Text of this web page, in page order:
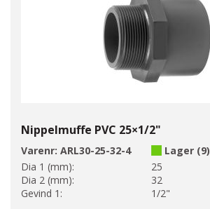
Nippelmuffe PVC 25×1/2"
Varenr: ARL30-25-32-4
Lager (9)
Dia 1 (mm):
25
Dia 2 (mm):
32
Gevind 1:
1/2"